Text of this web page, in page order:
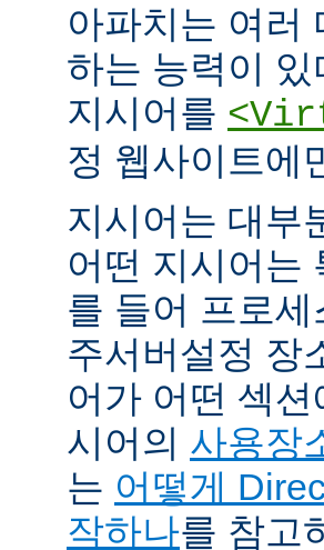
아파치는 여러
하는 능력이 있
지시어를
정 웹사이트에
지시어는 대부
어떤 지시어는
를 들어 프로
주서버설정 장
어가 어떤 섹
시어의 사용장
는 어떻게
작하나를 참고